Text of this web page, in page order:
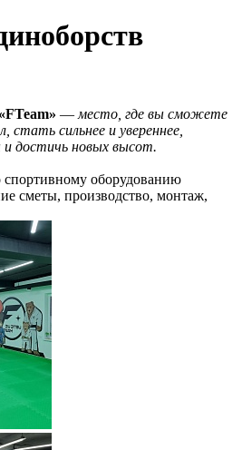
— место, где вы сможете
стать сильнее и увереннее,
достичь новых высот.
спортивному оборудованию
сметы, производство, монтаж,